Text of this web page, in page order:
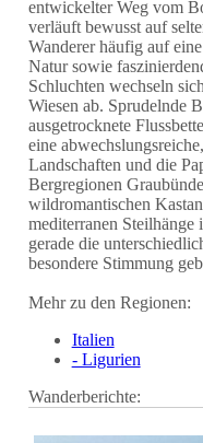
entwickelter Weg vom
verläuft bewusst auf
Wanderer häufig auf
Natur sowie
Schluchten wechseln
Wiesen ab. Sprudelnde
ausgetrocknete
eine
Landschaften und die
Bergregionen
wildromantischen
mediterranen Steilhänge
gerade die
besondere Stimmung
Mehr zu den Regionen:
Italien
- Ligurien
Wanderberichte: